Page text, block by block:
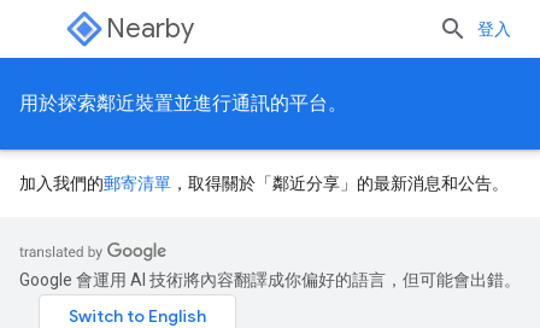
Nearby 登入
用於探索鄰近裝置並進行通訊的平台。
加入我們的郵寄清單 ，取得關於「鄰近分享」的最新消息和公告。
Google 會運用 AI 技術將內容翻譯成你偏好的語言，但可能會出錯。